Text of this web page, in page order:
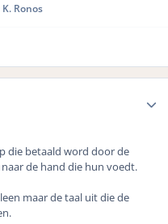
Ronos
die betaald word door de
de hand die hun voedt.
maar de taal uit die de